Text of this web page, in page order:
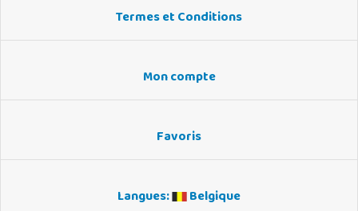
Termes et Conditions
Mon compte
Favoris
Langues: Belgique